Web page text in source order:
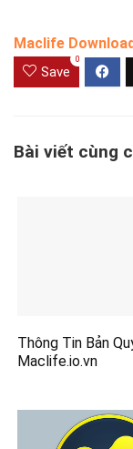
Maclife
Save
0
Bài viết cùng
Thông Tin Bản
Maclife.io.vn